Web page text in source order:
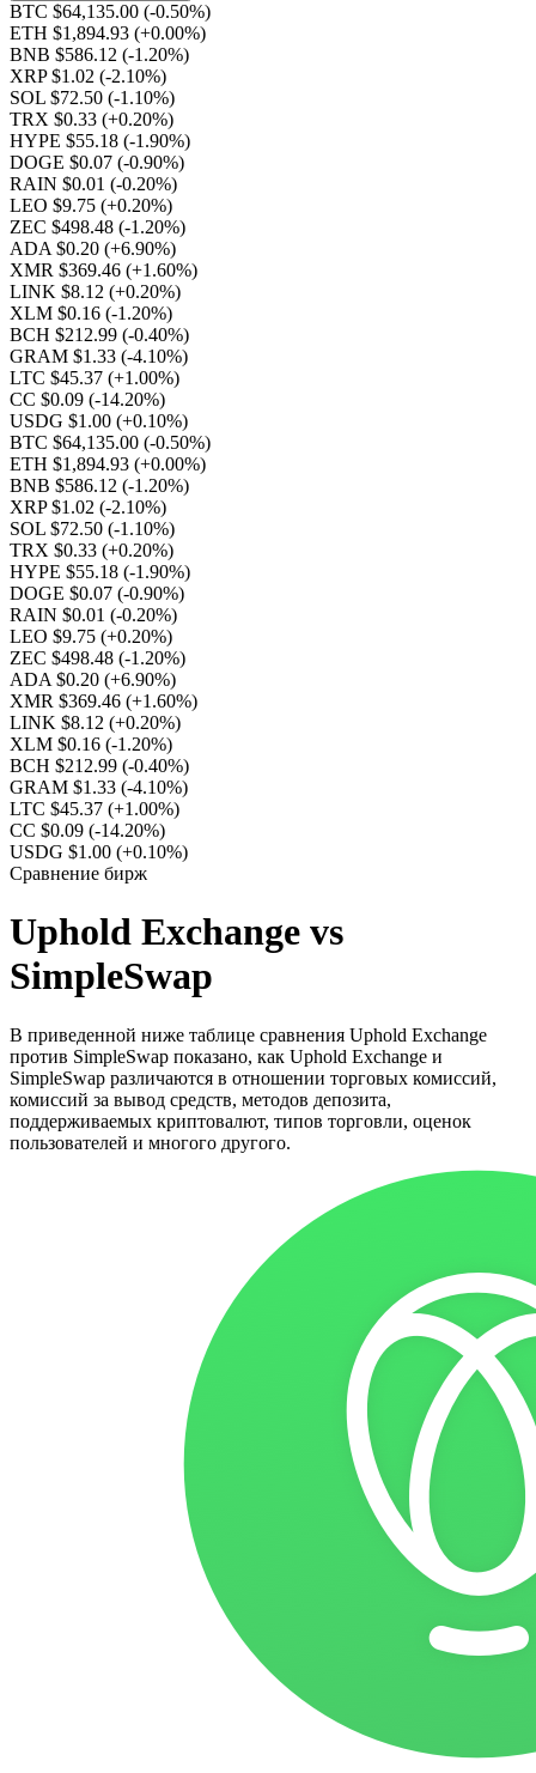
BTC $64,135.00 (-0.50%)
ETH $1,894.93 (+0.00%)
BNB $586.12 (-1.20%)
XRP $1.02 (-2.10%)
SOL $72.50 (-1.10%)
TRX $0.33 (+0.20%)
HYPE $55.18 (-1.90%)
DOGE $0.07 (-0.90%)
RAIN $0.01 (-0.20%)
LEO $9.75 (+0.20%)
ZEC $498.48 (-1.20%)
ADA $0.20 (+6.90%)
XMR $369.46 (+1.60%)
LINK $8.12 (+0.20%)
XLM $0.16 (-1.20%)
BCH $212.99 (-0.40%)
GRAM $1.33 (-4.10%)
LTC $45.37 (+1.00%)
CC $0.09 (-14.20%)
USDG $1.00 (+0.10%)
BTC $64,135.00 (-0.50%)
ETH $1,894.93 (+0.00%)
BNB $586.12 (-1.20%)
XRP $1.02 (-2.10%)
SOL $72.50 (-1.10%)
TRX $0.33 (+0.20%)
HYPE $55.18 (-1.90%)
DOGE $0.07 (-0.90%)
RAIN $0.01 (-0.20%)
LEO $9.75 (+0.20%)
ZEC $498.48 (-1.20%)
ADA $0.20 (+6.90%)
XMR $369.46 (+1.60%)
LINK $8.12 (+0.20%)
XLM $0.16 (-1.20%)
BCH $212.99 (-0.40%)
GRAM $1.33 (-4.10%)
LTC $45.37 (+1.00%)
CC $0.09 (-14.20%)
USDG $1.00 (+0.10%)
Сравнение бирж
Uphold Exchange vs
SimpleSwap
В приведенной ниже таблице сравнения Uphold Exchange
против SimpleSwap показано, как Uphold Exchange и
SimpleSwap различаются в отношении торговых комиссий,
комиссий за вывод средств, методов депозита,
поддерживаемых криптовалют, типов торговли, оценок
пользователей и многого другого.